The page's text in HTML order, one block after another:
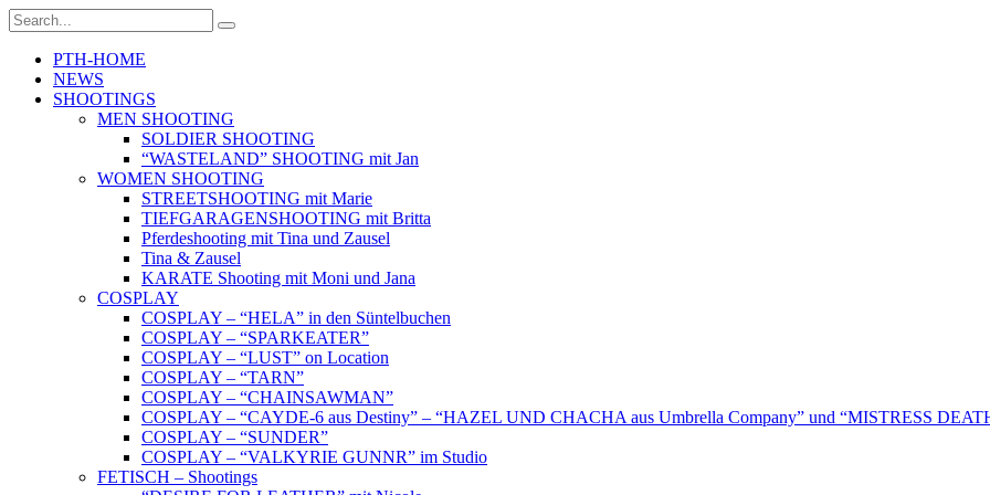
PTH-HOME
NEWS
SHOOTINGS
MEN SHOOTING
SOLDIER SHOOTING
“WASTELAND” SHOOTING mit Jan
WOMEN SHOOTING
STREETSHOOTING mit Marie
TIEFGARAGENSHOOTING mit Britta
Pferdeshooting mit Tina und Zausel
Tina & Zausel
KARATE Shooting mit Moni und Jana
COSPLAY
COSPLAY – “HELA” in den Süntelbuchen
COSPLAY – “SPARKEATER”
COSPLAY – “LUST” on Location
COSPLAY – “TARN”
COSPLAY – “CHAINSAWMAN”
COSPLAY – “CAYDE-6 aus Destiny” – “HAZEL UND CHACHA aus Umbrella Company” und “MISTRESS
COSPLAY – “SUNDER”
COSPLAY – “VALKYRIE GUNNR” im Studio
FETISCH – Shootings